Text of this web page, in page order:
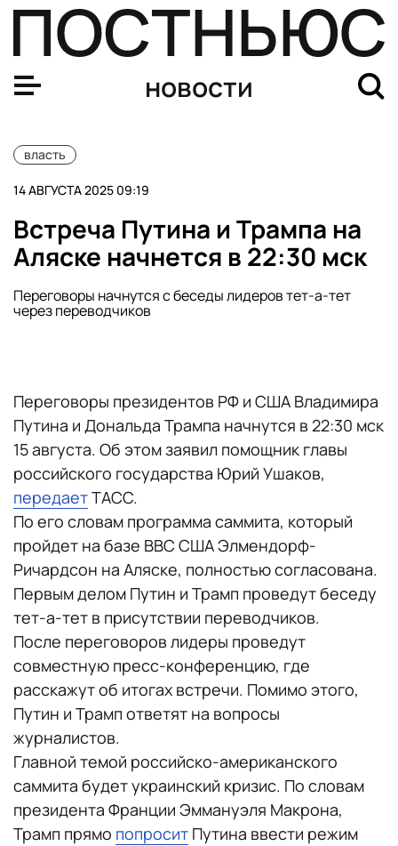
новости
власть
14 АВГУСТА 2025 09:19
Встреча Путина и Трампа на
Аляске начнется в 22:30 мск
Переговоры начнутся с беседы лидеров тет-а-тет
через переводчиков
Переговоры президентов РФ и США Владимира
Путина и Дональда Трампа начнутся в 22:30 мск
15 августа. Об этом заявил помощник главы
российского государства Юрий Ушаков,
передаетТАСС.
По его словам программа саммита, который
пройдет на базе ВВС США Элмендорф-
Ричардсон на Аляске, полностью согласована.
Первым делом Путин и Трамп проведут беседу
тет-а-тет в присутствии переводчиков.
После переговоров лидеры проведут
совместную пресс-конференцию, где
расскажут об итогах встречи. Помимо этого,
Путин и Трамп ответят на вопросы
журналистов.
Главной темой российско-американского
саммита будет украинский кризис. По словам
президента Франции Эммануэля Макрона,
Трамп прямо попросит Путина ввести режим
Трамп: встреча РФ, США и Украины возможна сразу